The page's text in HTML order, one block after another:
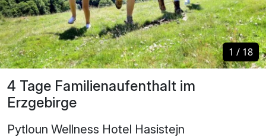
4 Tage Familienaufenthalt im
Erzgebirge
Pytloun Wellness Hotel Hasistejn
1 / 18
1 / 18